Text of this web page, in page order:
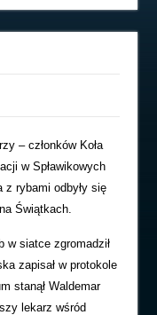
– członków Koła
w Spławikowych
z rybami odbyły się
Świątkach.
w siatce zgromadził
zapisał w protokole
stanął Waldemar
lekarz wśród